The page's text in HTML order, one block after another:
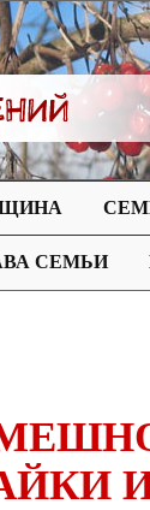
СЕМЬИ